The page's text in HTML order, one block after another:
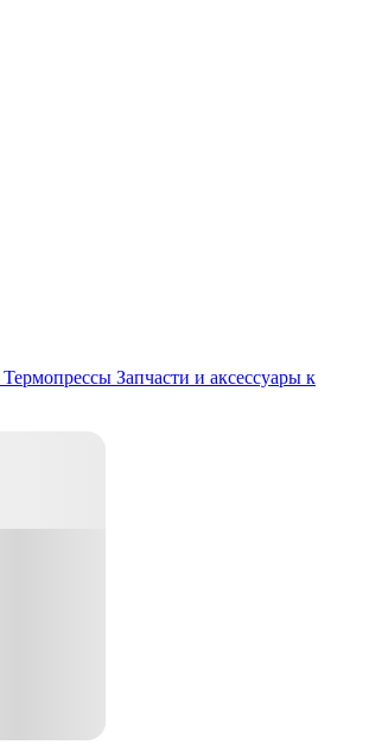
Термопрессы Запчасти и аксессуары к